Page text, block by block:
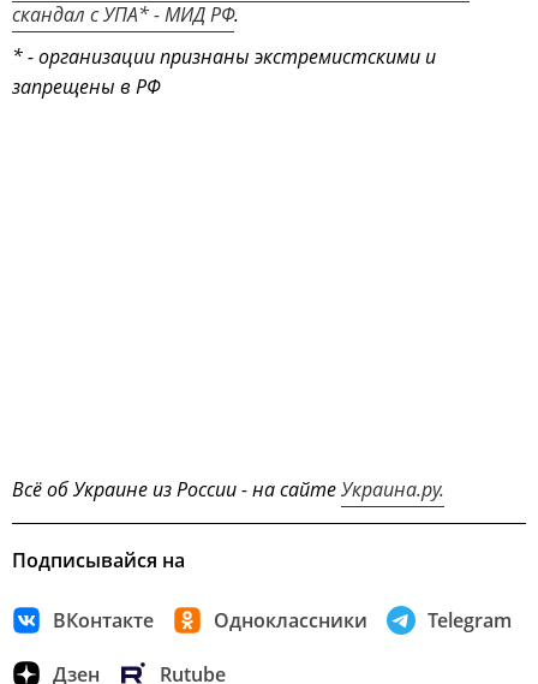
скандал с УПА* - МИД РФ.
* - организации признаны экстремистскими и
запрещены в РФ
Всё об Украине из России - на сайтеУкраина.ру.
Подписывайся на
ВКонтакте Одноклассники Telegram
Дзен Rutube